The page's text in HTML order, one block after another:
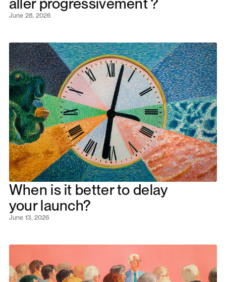
June 28, 2026
When is it better to delay
your launch?
June 13, 2026